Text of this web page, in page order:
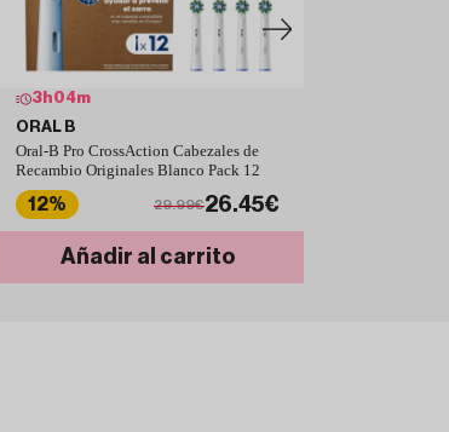
3 h04m
ORAL B
Oral-B Pro CrossAction Cabezales de
Recambio Originales Blanco Pack 12
12% 29.99€26.45€
Añadir al carrito